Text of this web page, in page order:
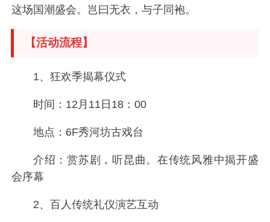
这场国潮盛会。岂曰无衣，与子同袍。
【活动流程】
1、狂欢季揭幕仪式
时间：12月11日18：00
地点：6F秀河坊古戏台
介绍：赏苏剧，听昆曲。在传统风雅中揭开盛
会序幕
2、百人传统礼仪演艺互动